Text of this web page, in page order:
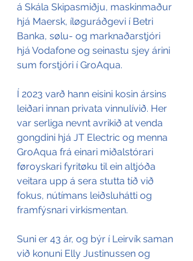
á Skála Skipasmiðju, maskinmaður
hjá Maersk, íløguráðgevi í Betri
Banka, sølu- og marknaðarstjóri
hjá Vodafone og seinastu sjey árini
sum forstjóri í GroAqua.
Í 2023 varð hann eisini kosin ársins
leiðari innan privata vinnulívið. Her
var serliga nevnt avrikið at venda
gongdini hjá JT Electric og menna
GroAqua frá einari miðalstórari
føroyskari fyritøku til ein altjóða
veitara upp á sera stutta tíð við
fokus, nútímans leiðsluhátti og
framfýsnari virkismentan.
Suni er 43 ár, og býr í Leirvík saman
við konuni Elly Justinussen og